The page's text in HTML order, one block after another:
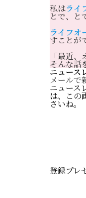
私はライ
とで、と
ライフオ
すことが
「最近
そんな話
ニュース
メールで
ニュース
は、この
さいね。
登録プレ